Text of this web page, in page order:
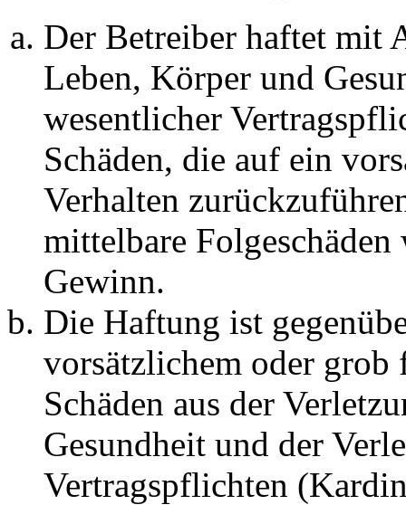
Der Betreiber haftet mit
Leben, Körper und
wesentlicher
Schäden, die auf ein
Verhalten
mittelbare Folgeschäden
Gewinn.
Die Haftung ist
vorsätzlichem oder grob
Schäden aus der
Gesundheit und der
Vertragspflichten